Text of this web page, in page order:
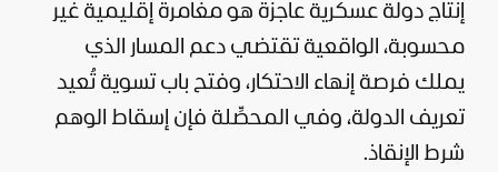
إنتاج دولة عسكرية عاجزة هو مغامرة إقليمية غير
محسوبة، الواقعية تقتضي دعم المسار الذي
يملك فرصة إنهاء الاحتكار، وفتح باب تسوية تُعيد
تعريف الدولة، وفي المحصِّلة فإن إسقاط الوهم
شرط الإنقاذ.